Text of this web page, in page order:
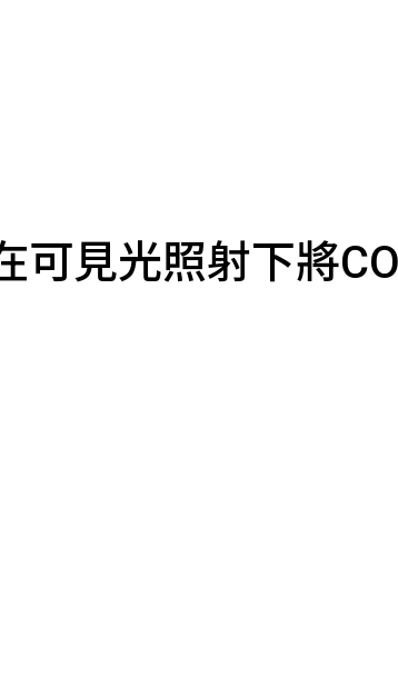
可見光照射下將